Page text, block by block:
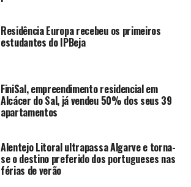
Residência Europa recebeu os primeiros
estudantes do IPBeja
FiniSal, empreendimento residencial em
Alcácer do Sal, já vendeu 50% dos seus 39
apartamentos
Alentejo Litoral ultrapassa Algarve e torna-
se o destino preferido dos portugueses nas
férias de verão